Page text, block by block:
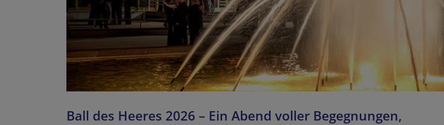
Ball des Heeres 2026 – Ein Abend voller Begegnungen,